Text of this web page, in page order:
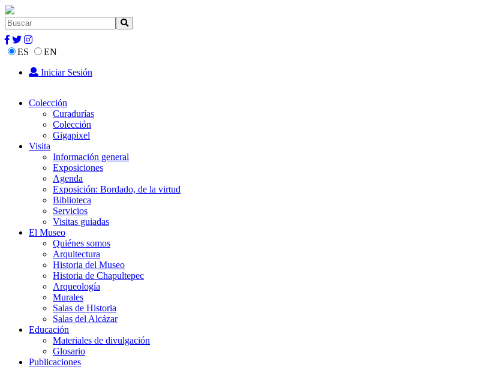
ES
EN
Iniciar Sesión
Colección
Curadurías
Colección
Gigapixel
Visita
Información general
Exposiciones
Agenda
Exposición: Bordado, de la virtud
Biblioteca
Servicios
Visitas guiadas
El Museo
Quiénes somos
Arquitectura
Historia del Museo
Historia de Chapultepec
Arqueología
Murales
Salas de Historia
Salas del Alcázar
Educación
Materiales de divulgación
Glosario
Publicaciones